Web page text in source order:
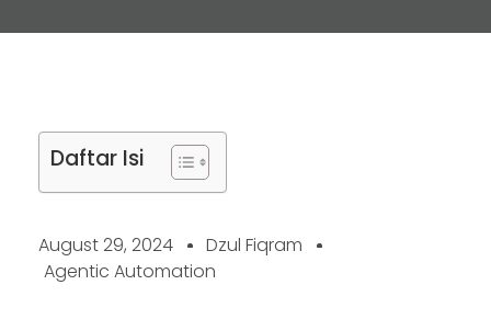
Daftar Isi
August 29, 2024
Dzul Fiqram
Agentic Automation